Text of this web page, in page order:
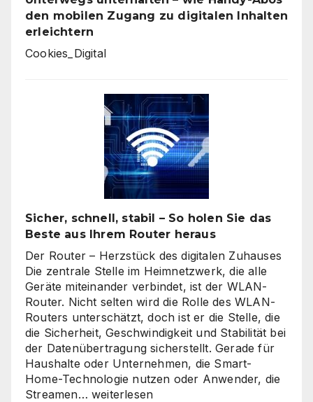
den mobilen Zugang zu digitalen Inhalten
erleichtern
Cookies_Digital
Sicher, schnell, stabil – So holen Sie das
Beste aus Ihrem Router heraus
Der Router – Herzstück des digitalen Zuhauses
Die zentrale Stelle im Heimnetzwerk, die alle
Geräte miteinander verbindet, ist der WLAN-
Router. Nicht selten wird die Rolle des WLAN-
Routers unterschätzt, doch ist er die Stelle, die
die Sicherheit, Geschwindigkeit und Stabilität bei
der Datenübertragung sicherstellt. Gerade für
Haushalte oder Unternehmen, die Smart-
Home-Technologie nutzen oder Anwender, die
Streamen… Sicher,
weiterlesen